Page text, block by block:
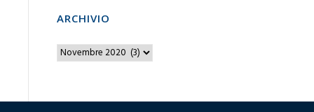
ARCHIVIO
A